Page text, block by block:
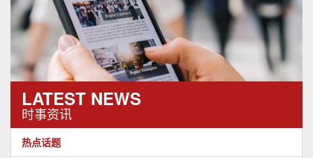
LATEST NEWS
时事资讯
热点话题